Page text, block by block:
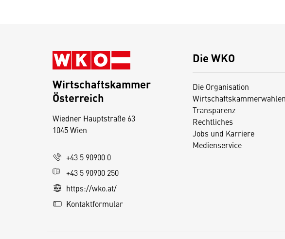
Die WKO
Die Organisation
Wirtschaftskammerwahlen
Transparenz
Rechtliches
Jobs und Karriere
Medienservice
Wirtschaftskammer
Österreich
Wiedner Hauptstraße 63
1045 Wien
+43 5 90900 0
+43 5 90900 250
https://wko.at/
Kontaktformular